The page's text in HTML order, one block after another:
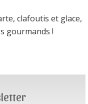
clafoutis et glace,
gourmands !